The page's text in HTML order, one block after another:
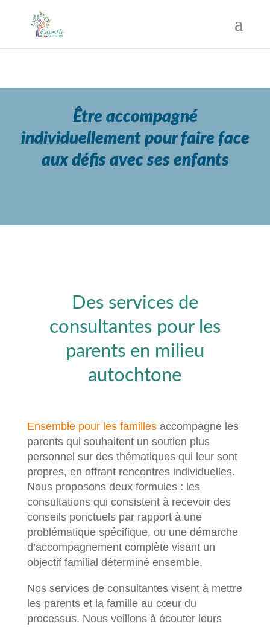
Être accompagné
individuellement pour faire face
aux défis avec ses enfants
Des services de
consultantes pour les
parents en milieu
autochtone
Ensemble pour les familles accompagne les
parents qui souhaitent un soutien plus
personnel sur des thématiques qui leur sont
propres, en offrant rencontres individuelles.
Nous proposons deux formules : les
consultations qui consistent à recevoir des
conseils ponctuels par rapport à une
problématique spécifique, ou une démarche
d’accompagnement complète visant un
objectif familial déterminé ensemble.
Nos services de consultantes visent à mettre
les parents et la famille au cœur du
processus. Nous veillons à écouter leurs